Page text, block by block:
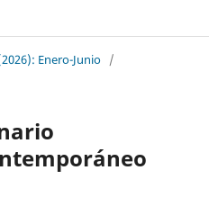
Enero-Junio /